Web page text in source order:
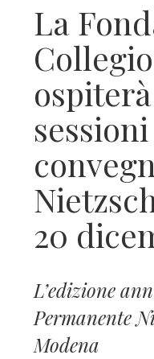
La
20
L’edizione
Permanente
Modena